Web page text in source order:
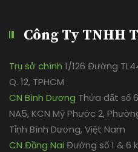
Công Ty TNHH
Trụ sở chính 1/126 Đường
Q. 12, TPHCM
CN Bình Dương Thửa đất số
NA5, KCN Mỹ Phước 2,
Tỉnh Bình Dương, Việt Nam
CN Đồng Nai Đường số 1 & 6